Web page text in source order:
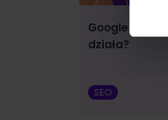
Google
działa?
SEO